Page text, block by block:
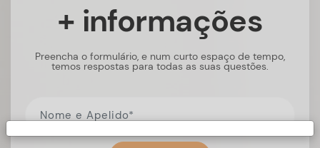
+ informações
Preencha o formulário, e num curto espaço de tempo,
temos respostas para todas as suas questões.